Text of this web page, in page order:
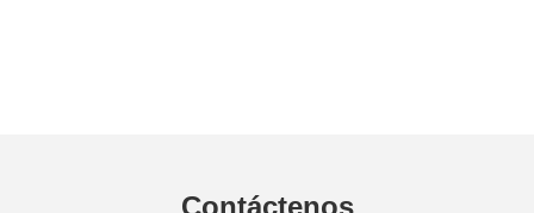
Contáctenos